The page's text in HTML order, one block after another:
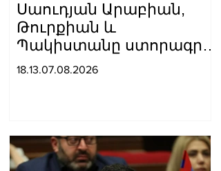
Սաուդյան Արաբիան,
Թուրքիան և
Պակիստանը ստորագրել
են հավաքական
18.13.07.08.2026